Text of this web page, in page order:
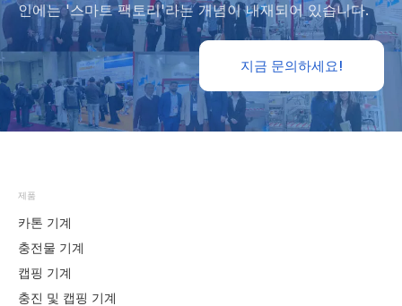
인에는 '스마트 팩토리'라는 개념이 내재되어 있습니다.
지금 문의하세요!
제품
카톤 기계
충전물 기계
캡핑 기계
충진 및 캡핑 기계